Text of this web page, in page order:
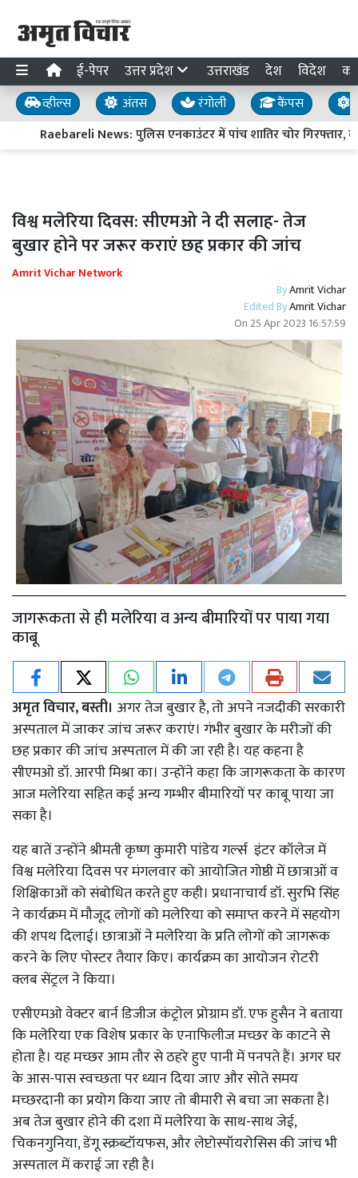
ई-पेपर उत्तर प्रदेश उत्तराखंड देश विदेश
व्हील्स अंतस रंगोली कैंपस
Raebareli News: पुलिस एनकाउंटर में पांच शातिर चोर गिरफ्तार,
विश्व मलेरिया दिवस: सीएमओ ने दी सलाह- तेज
बुखार होने पर जरूर कराएं छह प्रकार की जांच
Amrit Vichar Network
ByAmrit Vichar
Edited ByAmrit Vichar
On 25 Apr 2023 16:57:59
जागरूकता से ही मलेरिया व अन्य बीमारियों पर पाया गया
काबू
अमृत विचार, बस्ती। अगर तेज बुखार है, तो अपने नजदीकी सरकारी
अस्पताल में जाकर जांच जरूर कराएं। गंभीर बुखार के मरीजों की
छह प्रकार की जांच अस्पताल में की जा रही है। यह कहना है
सीएमओ डॉ. आरपी मिश्रा का। उन्होंने कहा कि जागरूकता के कारण
आज मलेरिया सहित कई अन्य गम्भीर बीमारियों पर काबू पाया जा
सका है।
यह बातें उन्होंने श्रीमती कृष्ण कुमारी पांडेय गर्ल्स इंटर कॉलेज में
विश्व मलेरिया दिवस पर मंगलवार को आयोजित गोष्ठी में छात्राओं व
शिक्षिकाओं को संबोधित करते हुए कही। प्रधानाचार्य डॉ. सुरभि सिंह
ने कार्यक्रम में मौजूद लोगों को मलेरिया को समाप्त करने में सहयोग
की शपथ दिलाई। छात्राओं ने मलेरिया के प्रति लोगों को जागरूक
करने के लिए पोस्टर तैयार किए। कार्यक्रम का आयोजन रोटरी
क्लब सेंट्रल ने किया।
एसीएमओ वेक्टर बार्न डिजीज कंट्रोल प्रोग्राम डॉ. एफ हुसैन ने बताया
कि मलेरिया एक विशेष प्रकार के एनाफिलीज मच्छर के काटने से
होता है। यह मच्छर आम तौर से ठहरे हुए पानी में पनपते हैं। अगर घर
के आस-पास स्वच्छता पर ध्यान दिया जाए और सोते समय
मच्छरदानी का प्रयोग किया जाए तो बीमारी से बचा जा सकता है।
अब तेज बुखार होने की दशा में मलेरिया के साथ-साथ जेई,
चिकनगुनिया, डेंगू स्क्रब्टॉयफस, और लेप्टोस्पॉयरोसिस की जांच भी
अस्पताल में कराई जा रही है।